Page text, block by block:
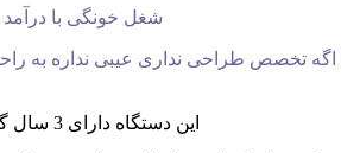
شغل خونگی با
اگه تخصص طراحی نداری عیبی نداره به
این دستگاه دارای 3 سال گارانتی تعویض میباشد